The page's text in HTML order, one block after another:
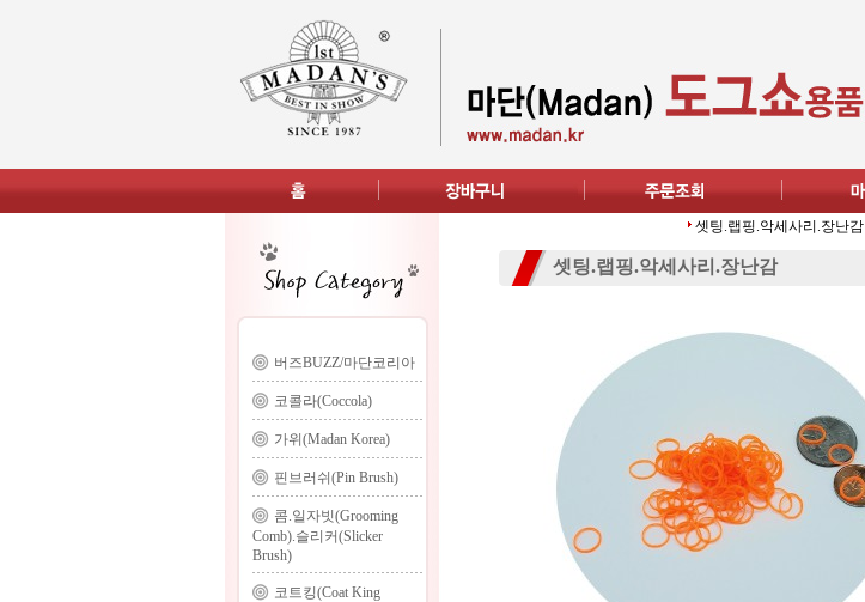
버즈BUZZ/마단코리아
코콜라(Coccola)
가위(Madan Korea)
핀브러쉬(Pin Brush)
콤.일자빗(Grooming
Comb).슬리커(Slicker
Brush)
코트킹(Coat King
셋팅.랩핑.악세사리.장난감
셋팅.랩핑.악세사리.장난감